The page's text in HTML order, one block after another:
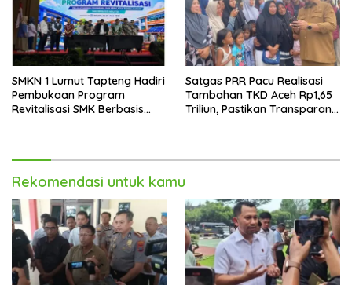
SMKN 1 Lumut Tapteng Hadiri
Pembukaan Program
Revitalisasi SMK Berbasis
Satgas PRR Pacu Realisasi
Tambahan TKD Aceh Rp1,65
Triliun, Pastikan Transparan
Rekomendasi untuk kamu